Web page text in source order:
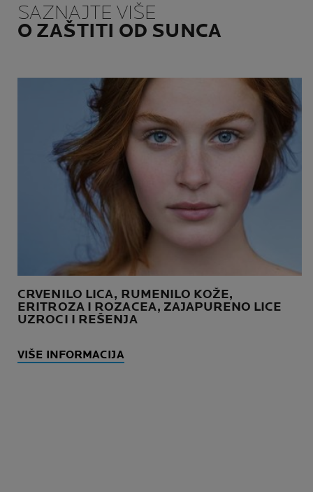
SAZNAJTE VIŠE
O ZAŠTITI OD SUNCA
CRVENILO LICA, RUMENILO KOŽE,
ERITROZA I ROZACEA, ZAJAPURENO LICE
UZROCI I REŠENJA
VIŠE INFORMACIJA